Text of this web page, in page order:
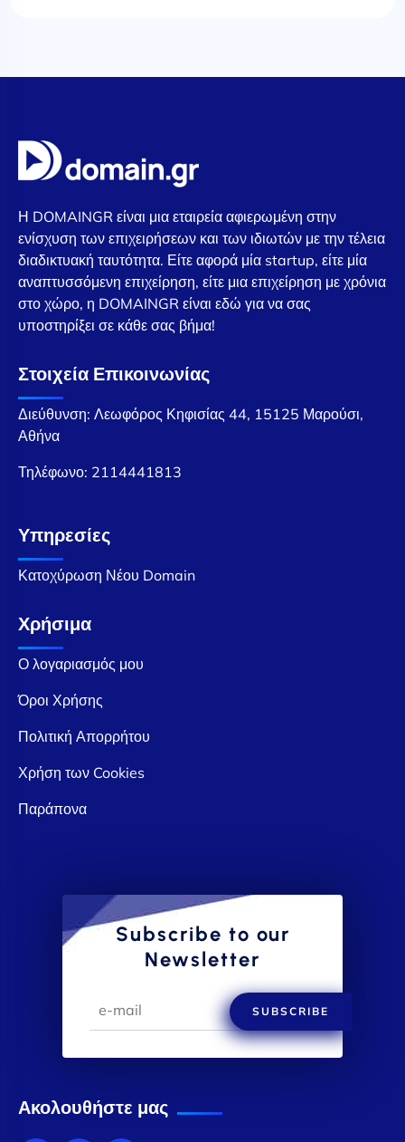
Η DOMAINGR είναι μια εταιρεία αφιερωμένη στην
ενίσχυση των επιχειρήσεων και των ιδιωτών με την τέλεια
διαδικτυακή ταυτότητα. Είτε αφορά μία startup, είτε μία
αναπτυσσόμενη επιχείρηση, είτε μια επιχείρηση με χρόνια
στο χώρο, η DOMAINGR είναι εδώ για να σας
υποστηρίξει σε κάθε σας βήμα!
Στοιχεία Επικοινωνίας
Διεύθυνση: Λεωφόρος Κηφισίας 44, 15125 Μαρούσι,
Αθήνα
Τηλέφωνο: 2114441813
Υπηρεσίες
Κατοχύρωση Νέου Domain
Χρήσιμα
Ο λογαριασμός μου
Όροι Χρήσης
Πολιτική Απορρήτου
Χρήση των Cookies
Παράπονα
Subscribe to our
Newsletter
SUBSCRIBE
Ακολουθήστε μας